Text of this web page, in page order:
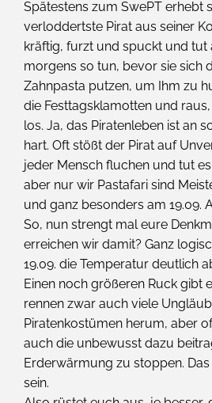
Spätestens zum SwePT erhebt
verloddertste Pirat aus seiner
kräftig, furzt und spuckt und tut
morgens so tun, bevor sie sich
Zahnpasta putzen, um Ihm zu
die Festtagsklamotten und
los. Ja, das Piratenleben ist an
hart. Oft stößt der Pirat auf
jeder Mensch fluchen und tut
aber nur wir Pastafari sind
und ganz besonders am 19.09.
So, nun strengt mal eure
erreichen wir damit? Ganz
19.09. die Temperatur deutlich
Einen noch größeren Ruck gibt
rennen zwar auch viele
Piratenkostümen herum, aber
auch die unbewusst dazu
Erderwärmung zu stoppen.
sein.